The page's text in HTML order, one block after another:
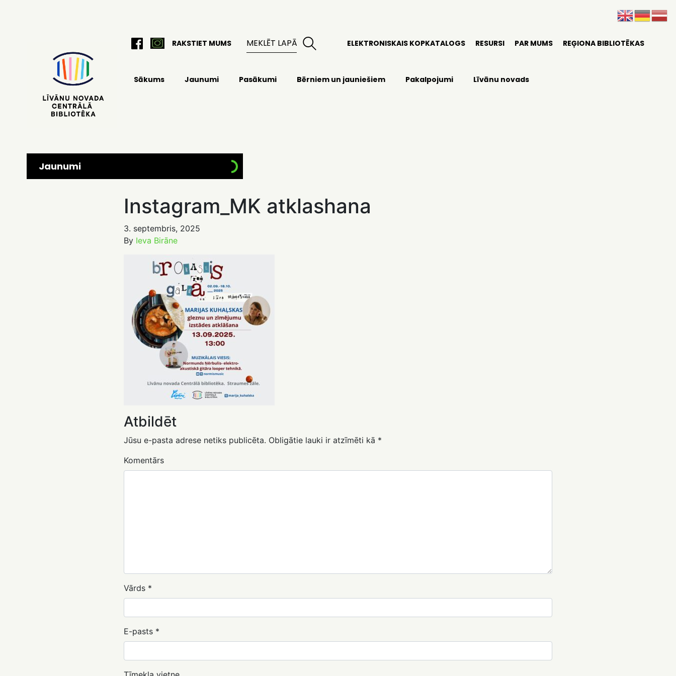
RAKSTIET MUMS ELEKTRONISKAIS KOPKATALOGS RESURSI PAR MUMS REĢIONA BIBLIOTĒKAS
Sākums Jaunumi Pasākumi Bērniem un jauniešiem Pakalpojumi Līvānu novads
Jaunumi
Instagram_MK atklashana
3. septembris, 2025
By Ieva Birāne
Atbildēt
Jūsu e-pasta adrese netiks publicēta. Obligātie lauki ir atzīmēti kā *
Komentārs
Vārds *
E-pasts *